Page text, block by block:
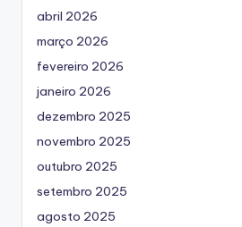
abril 2026
março 2026
fevereiro 2026
janeiro 2026
dezembro 2025
novembro 2025
outubro 2025
setembro 2025
agosto 2025